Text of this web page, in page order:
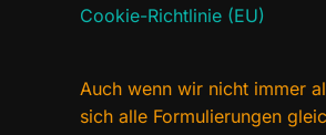
Cookie-Richtlinie (EU)
Auch wenn wir nicht immer
sich alle Formulierungen